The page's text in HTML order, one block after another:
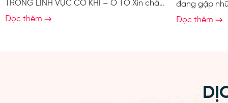
TRONG LĨNH VỰC CƠ KHÍ – Ô TÔ Xin chào
các anh/chị đang làm trong lĩnh vực Nhân
Đọc thêm
đang gặp
tập nhưng
Đọc thêm